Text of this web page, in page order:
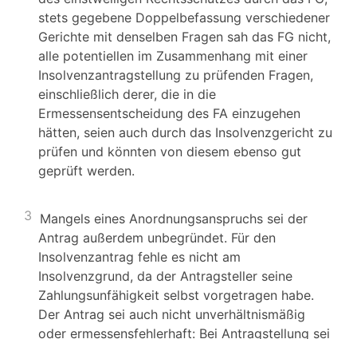
stets gegebene Doppelbefassung verschiedener
Gerichte mit denselben Fragen sah das FG nicht,
alle potentiellen im Zusammenhang mit einer
Insolvenzantragstellung zu prüfenden Fragen,
einschließlich derer, die in die
Ermessensentscheidung des FA einzugehen
hätten, seien auch durch das Insolvenzgericht zu
prüfen und könnten von diesem ebenso gut
geprüft werden.
3 Mangels eines Anordnungsanspruchs sei der
Antrag außerdem unbegründet. Für den
Insolvenzantrag fehle es nicht am
Insolvenzgrund, da der Antragsteller seine
Zahlungsunfähigkeit selbst vorgetragen habe.
Der Antrag sei auch nicht unverhältnismäßig
oder ermessensfehlerhaft: Bei Antragstellung sei